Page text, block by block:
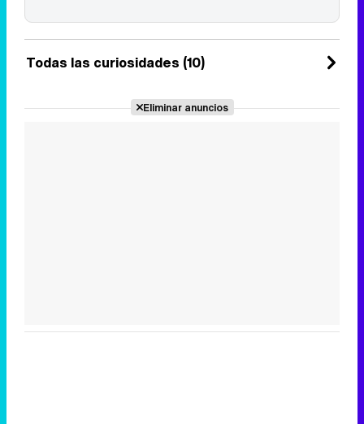
Todas las curiosidades (10)
Eliminar anuncios